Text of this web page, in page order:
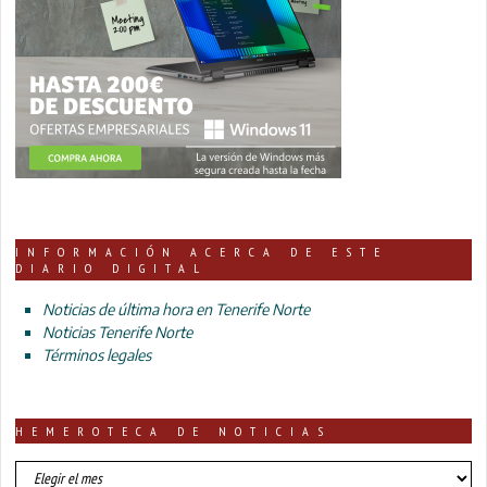
INFORMACIÓN ACERCA DE ESTE
DIARIO DIGITAL
Noticias de última hora en Tenerife Norte
Noticias Tenerife Norte
Términos legales
HEMEROTECA DE NOTICIAS
HEMEROTECA